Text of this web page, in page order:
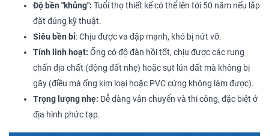
Độ bền "khủng": Tuổi thọ thiết kế có thể lên tới 50 năm nếu lắp
đặt đúng kỹ thuật.
Siêu bền bỉ: Chịu được va đập mạnh, khó bị nứt vỡ.
Tính linh hoạt: Ống có độ đàn hồi tốt, chịu được các rung
chấn địa chất (động đất nhẹ) hoặc sụt lún đất mà không bị
gãy (điều mà ống kim loại hoặc PVC cứng không làm được).
Trọng lượng nhẹ: Dễ dàng vận chuyển và thi công, đặc biệt ở
địa hình phức tạp.